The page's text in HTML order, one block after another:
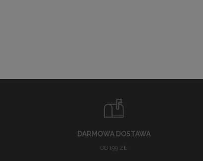
DARMOWA DOSTAWA
OD 199 ZŁ